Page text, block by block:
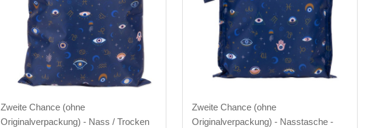
Zweite Chance (ohne
Originalverpackung) - Nass / Trocken
Zweite Chance (ohne
Originalverpackung) - Nasstasche -